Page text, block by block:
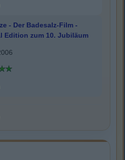
- Der Badesalz-Film -
Edition zum 10. Jubiläum